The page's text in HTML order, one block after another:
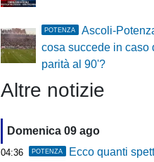
POTENZA
Ascoli-
cosa succede in caso
parità al 90'?
Altre notizie
Domenica 09 ago
04:36 POTENZA Ecco quanti